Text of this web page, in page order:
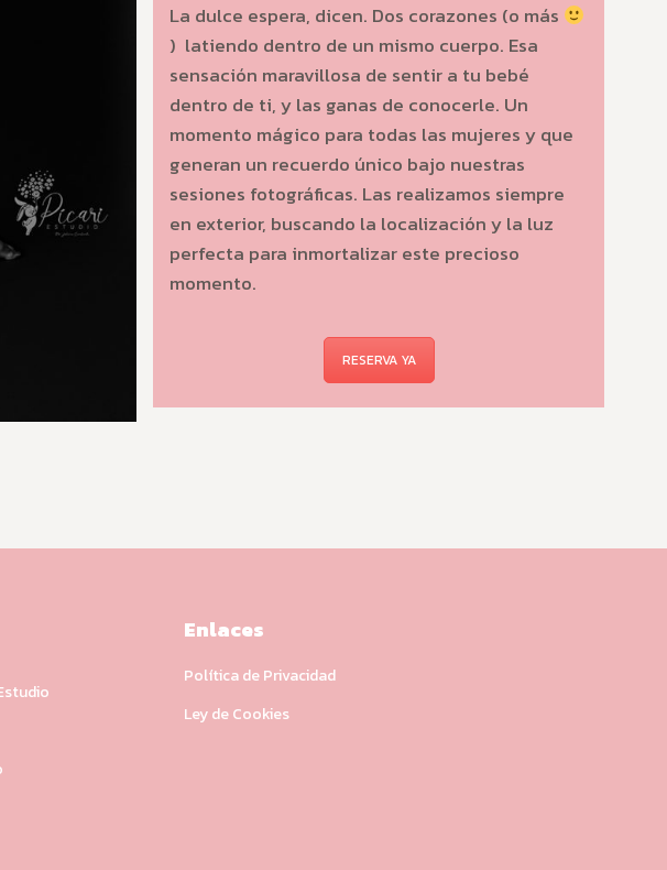
La dulce espera, dicen. Dos corazones (o más
) latiendo dentro de un mismo cuerpo. Esa
sensación maravillosa de sentir a tu bebé
dentro de ti, y las ganas de conocerle. Un
momento mágico para todas las mujeres y que
generan un recuerdo único bajo nuestras
sesiones fotográficas. Las realizamos siempre
en exterior, buscando la localización y la luz
perfecta para inmortalizar este precioso
momento.
RESERVA YA
Enlaces
Política de Privacidad
Ley de Cookies